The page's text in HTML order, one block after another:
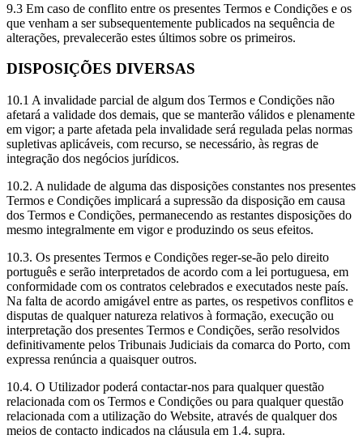
9.3 Em caso de conflito entre os presentes Termos e Condições e os
que venham a ser subsequentemente publicados na sequência de
alterações, prevalecerão estes últimos sobre os primeiros.
DISPOSIÇÕES DIVERSAS
10.1 A invalidade parcial de algum dos Termos e Condições não
afetará a validade dos demais, que se manterão válidos e plenamente
em vigor; a parte afetada pela invalidade será regulada pelas normas
supletivas aplicáveis, com recurso, se necessário, às regras de
integração dos negócios jurídicos.
10.2. A nulidade de alguma das disposições constantes nos presentes
Termos e Condições implicará a supressão da disposição em causa
dos Termos e Condições, permanecendo as restantes disposições do
mesmo integralmente em vigor e produzindo os seus efeitos.
10.3. Os presentes Termos e Condições reger-se-ão pelo direito
português e serão interpretados de acordo com a lei portuguesa, em
conformidade com os contratos celebrados e executados neste país.
Na falta de acordo amigável entre as partes, os respetivos conflitos e
disputas de qualquer natureza relativos à formação, execução ou
interpretação dos presentes Termos e Condições, serão resolvidos
definitivamente pelos Tribunais Judiciais da comarca do Porto, com
expressa renúncia a quaisquer outros.
10.4. O Utilizador poderá contactar-nos para qualquer questão
relacionada com os Termos e Condições ou para qualquer questão
relacionada com a utilização do Website, através de qualquer dos
meios de contacto indicados na cláusula em 1.4. supra.